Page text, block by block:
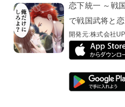
恋下統一 ～戦
で戦国武将と
開発元:株式会社